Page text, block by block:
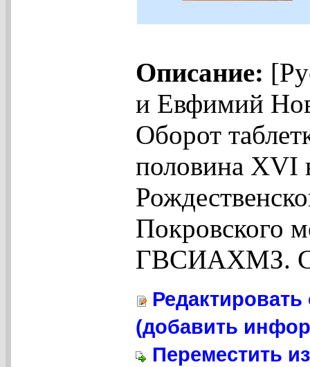
Описание:
и Евфимий
Оборот
половина XVI
Покровского
ГВСИАХМЗ.
(добавить
Переместить